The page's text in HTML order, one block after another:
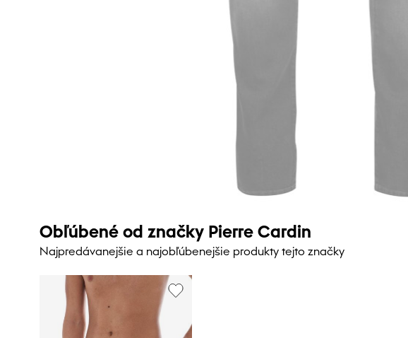
Obľúbené od značky Pierre Cardin
Najpredávanejšie a najobľúbenejšie produkty tejto značky